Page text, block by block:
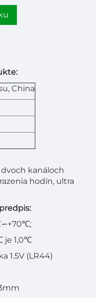
China
kanáloch
hodín, ultra
je 1,0℃
1.5V (LR44)